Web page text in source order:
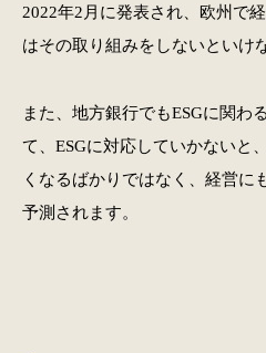
2022年2月に発表され、欧州で
はその取り組みをしないといけ
また、地方銀行でもESGに関わ
て、ESGに対応していかないと
くなるばかりではなく、経営に
予測されます。